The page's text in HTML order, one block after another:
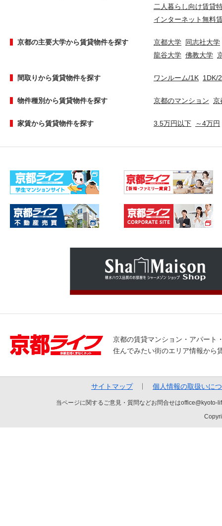
二人暮らし向け賃貸
インターネット無料
京都の主要大学から賃貸物件を探す 京都大学 同志社大学
龍谷大学 佛教大学
間取りから賃貸物件を探す ワンルーム/1K 1DK/
物件種別から賃貸物件を探す 京都のマンション 京
家賃から賃貸物件を探す 3.5万円以下 ～4万円
京都の賃貸マンション・アパート
住んでみたい街のエリア情報から
サイトマップ 個人情報の取扱いに
当ページに関するご意見・質問などお問合せは